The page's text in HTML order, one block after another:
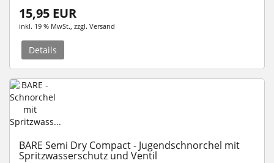
15,95 EUR
inkl. 19 % MwSt. , zzgl. Versand
Details
BARE Semi Dry Compact - Jugendschnorchel mit
Spritzwasserschutz und Ventil